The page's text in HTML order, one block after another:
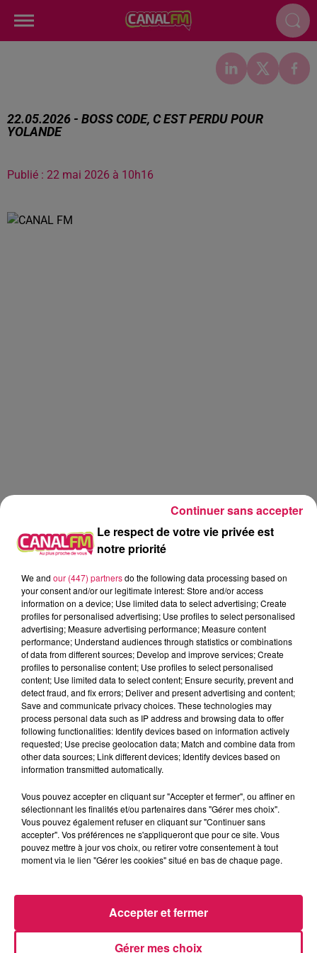
22.05.2026 - BOSS CODE, C EST PERDU POUR
YOLANDE
Publié : 22 mai 2026 à 10h16
Réveil Canal FM
Angy Mayeux
22.05.2026 - Boss Code, c est perdu pour Yolande
0:00 2 min 5 sec
22 mai 2026 - 2 min 5 sec
22.05.2026 - BOSS CODE, C EST PERDU POUR
Revivez les meilleurs moments du Réveil de Canal FM
Le respect de votre vie privée est
notre priorité
We and our (447) partnersdo the following data processing based on
your consent and/or our legitimate interest: Store and/or access
information on a device; Use limited data to select advertising; Create
profiles for personalised advertising; Use profiles to select personalised
advertising; Measure advertising performance; Measure content
performance; Understand audiences through statistics or combinations
of data from different sources; Develop and improve services; Create
profiles to personalise content; Use profiles to select personalised
content; Use limited data to select content; Ensure security, prevent and
detect fraud, and fix errors; Deliver and present advertising and content;
Save and communicate privacy choices. These technologies may
process personal data such as IP address and browsing data to offer
following functionalities: Identify devices based on information actively
requested; Use precise geolocation data; Match and combine data from
other data sources; Link different devices; Identify devices based on
information transmitted automatically.
Vous pouvez accepter en cliquant sur "Accepter et fermer", ou affiner en
sélectionnant les finalités et/ou partenaires dans "Gérer mes choix".
Vous pouvez également refuser en cliquant sur "Continuer sans
accepter". Vos préférences ne s'appliqueront que pour ce site. Vous
pouvez mettre à jour vos choix, ou retirer votre consentement à tout
moment via le lien "Gérer les cookies" situé en bas de chaque page.
Gérer mes choix
Accepter et fermer
Continuer sans accepter